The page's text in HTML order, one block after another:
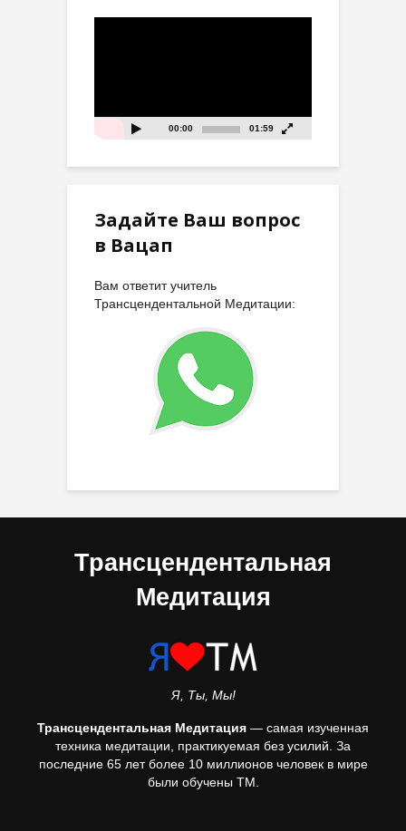
00:00 01:59
Задайте Ваш вопрос
в Вацап
Вам ответит учитель
Трансцендентальной Медитации:
Трансцендентальная
Медитация
Я, Ты, Мы!
Трансцендентальная Медитация — самая изученная
техника медитации, практикуемая без усилий. За
последние 65 лет более 10 миллионов человек в мире
были обучены ТМ.